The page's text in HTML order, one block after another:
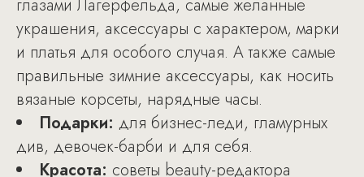
глазами Лагерфельда, самые желанные
украшения, аксессуары с характером, марки
и платья для особого случая. А также самые
правильные зимние аксессуары, как носить
вязаные корсеты, нарядные часы.
Подарки: для бизнес-леди, гламурных
див, девочек-барби и для себя.
Красота: советы beauty-редактора